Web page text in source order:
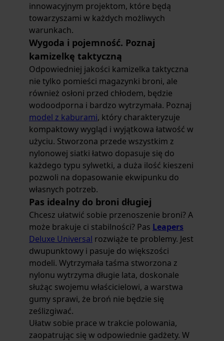
innowacyjnym projektom, które będą
towarzyszami w każdych możliwych
warunkach.
Wygoda i pojemność. Poznaj
kamizelkę taktyczną
Odpowiedniej jakości kamizelka taktyczna
nie tylko pomieści magazynki broni, ale
również osłoni przed chłodem, będzie
wodoodporna i bardzo wytrzymała. Poznaj
model z kaburami, który charakteryzuje
kompaktowy wygląd i wyjątkowa łatwość w
użyciu. Stworzona przede wszystkim z
nylonowej siatki łatwo dopasuje się do
każdego typu sylwetki, a duża ilość kieszeni
pozwoli na dopasowanie ekwipunku do
własnych potrzeb.
Pas idealny do broni długiej
Chcesz ułatwić sobie przenoszenie broni? A
może brakuje ci stabilności? Pas Leapers
Deluxe Universal rozwiąże te problemy. Jest
dwupunktowy i pasuje do większości
modeli. Wytrzymała taśma stworzona z
nylonu wytrzyma długie lata, doskonale
służąc swojemu właścicielowi, a warstwa
gumy sprawi, że broń nie będzie się
ześlizgiwać.
Ułatw sobie prace w trakcie polowania,
zaopatrując się w odpowiednie gadżety. W